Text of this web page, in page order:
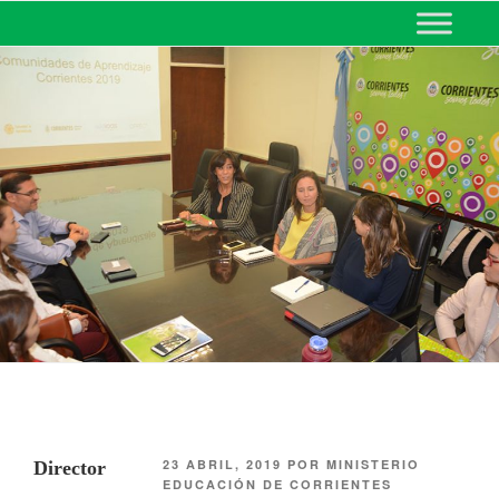
MINISTERIO DE EDUCACIÓN
DE CORRIENTES
23 ABRIL, 2019 PORMINISTERIO
EDUCACIÓN DE CORRIENTES
Director